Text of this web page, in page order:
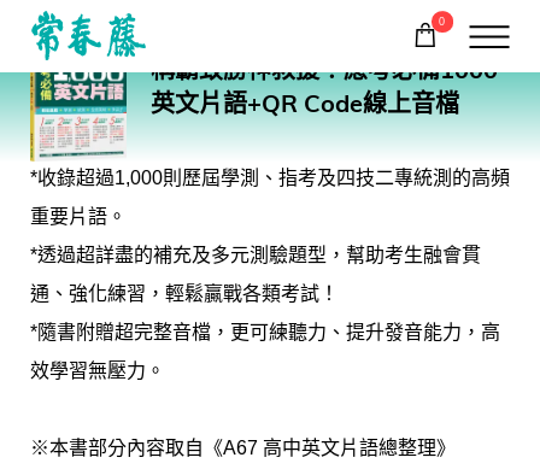
回常春藤首頁
0
購物車
稱霸致勝神救援！應考必備1000
英文片語+QR Code線上音檔
*收錄超過1,000則歷屆學測、指考及四技二專統測的高頻
重要片語。
*透過超詳盡的補充及多元測驗題型，幫助考生融會貫
通、強化練習，輕鬆贏戰各類考試！
*隨書附贈超完整音檔，更可練聽力、提升發音能力，高
效學習無壓力。
※本書部分內容取自《A67 高中英文片語總整理》